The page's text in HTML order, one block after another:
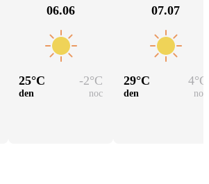
06.06
25°C -2°C
den noc
07.07
29°C 4°C
den noc